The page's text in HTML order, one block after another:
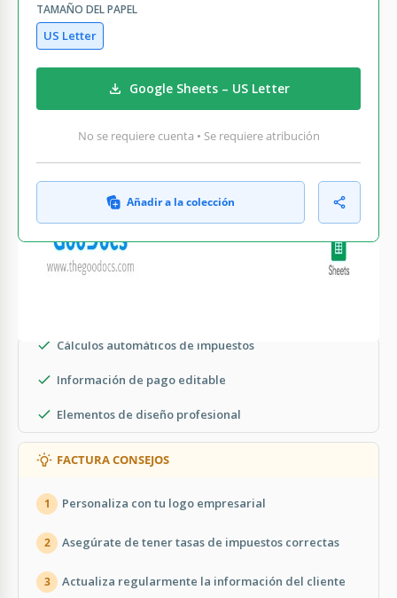
TAMAÑO DEL PAPEL
US Letter
Google Sheets – US Letter
No se requiere cuenta • Se requiere atribución
Añadir a la colección
QUÉ INCLUYE
Cálculos automáticos de impuestos
Información de pago editable
Elementos de diseño profesional
FACTURA CONSEJOS
1 Personaliza con tu logo empresarial
2 Asegúrate de tener tasas de impuestos correctas
3 Actualiza regularmente la información del cliente